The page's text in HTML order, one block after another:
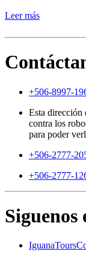
Leer más
+506-8997-
Esta dirección
contra los
para poder
+506-2777-
+506-2777-
Siguenos